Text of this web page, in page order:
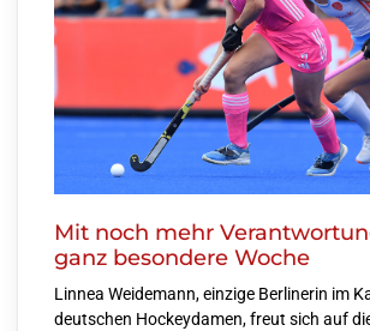
Mit noch mehr
ganz besondere Woche
Linnea Weidemann, einzige Berlinerin im
deutschen Hockeydamen, freut sich auf